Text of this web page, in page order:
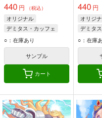
440 円 （税込）
オリジナル
デミタス・カッフェ
マフィン・フラガ
ハルナス・アイザラ
○：在庫あり
サンプル
カート
440 円
オリジ
デミタ
マフィン
ハルナ
○：在庫